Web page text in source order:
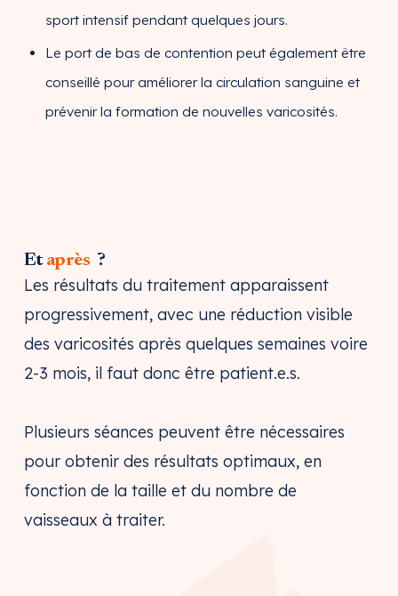
sport intensif pendant quelques jours.
Le port de bas de contention peut également être
conseillé pour améliorer la circulation sanguine et
prévenir la formation de nouvelles varicosités.
Et après ?
Les résultats du traitement apparaissent
progressivement, avec une réduction visible
des varicosités après quelques semaines voire
2-3 mois, il faut donc être patient.e.s.
Plusieurs séances peuvent être nécessaires
pour obtenir des résultats optimaux, en
fonction de la taille et du nombre de
vaisseaux à traiter.